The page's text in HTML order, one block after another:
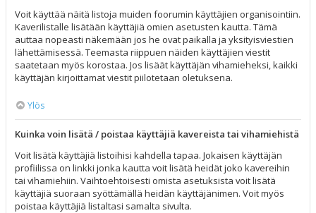
Voit käyttää näitä listoja muiden foorumin käyttäjien organisointiin.
Kaverilistalle lisätään käyttäjiä omien asetusten kautta. Tämä
auttaa nopeasti näkemään jos he ovat paikalla ja yksityisviestien
lähettämisessä. Teemasta riippuen näiden käyttäjien viestit
saatetaan myös korostaa. Jos lisäät käyttäjän vihamieheksi, kaikki
käyttäjän kirjoittamat viestit piilotetaan oletuksena.
Ylös
Kuinka voin lisätä / poistaa käyttäjiä kavereista tai vihamiehistä
Voit lisätä käyttäjiä listoihisi kahdella tapaa. Jokaisen käyttäjän
profiilissa on linkki jonka kautta voit lisätä heidät joko kavereihin
tai vihamiehiin. Vaihtoehtoisesti omista asetuksista voit lisätä
käyttäjiä suoraan syöttämällä heidän käyttäjänimen. Voit myös
poistaa käyttäjiä listaltasi samalta sivulta.